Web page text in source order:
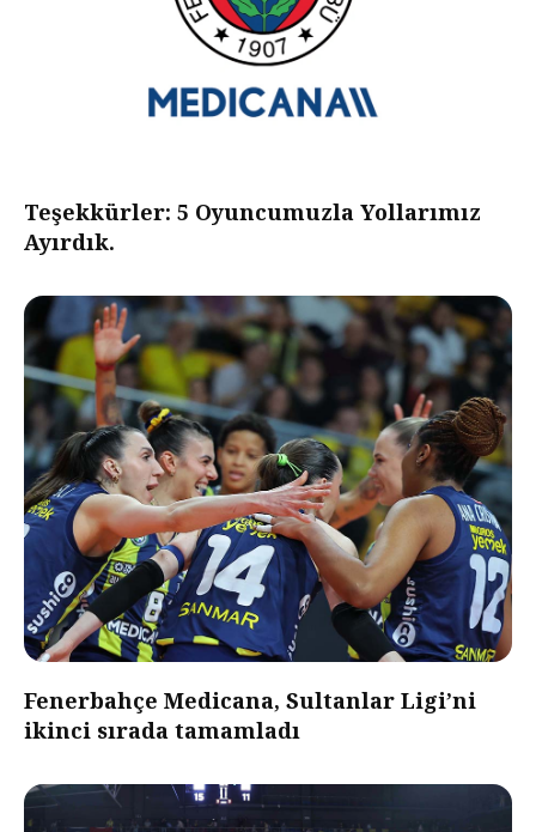
Teşekkürler: 5 Oyuncumuzla Yollarımız
Ayırdık.
Fenerbahçe Medicana, Sultanlar Ligi’ni
ikinci sırada tamamladı